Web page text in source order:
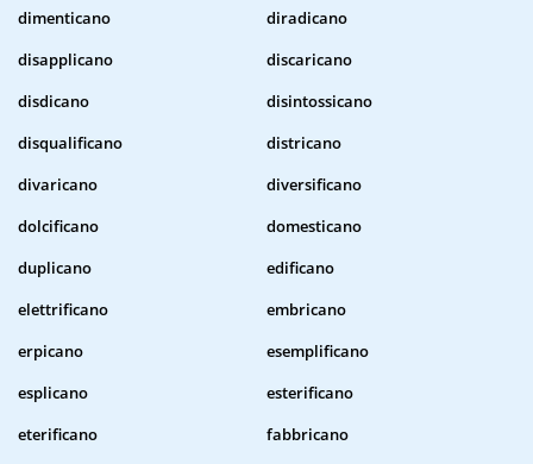
dimenticano
diradicano
disapplicano
discaricano
disdicano
disintossicano
disqualificano
districano
divaricano
diversificano
dolcificano
domesticano
duplicano
edificano
elettrificano
embricano
erpicano
esemplificano
esplicano
esterificano
eterificano
fabbricano